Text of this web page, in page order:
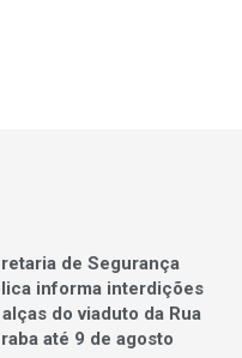
de Segurança
informa interdições
do viaduto da Rua
até 9 de agosto